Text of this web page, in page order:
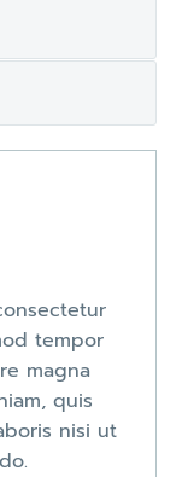
tempor
magna
quis
nisi ut